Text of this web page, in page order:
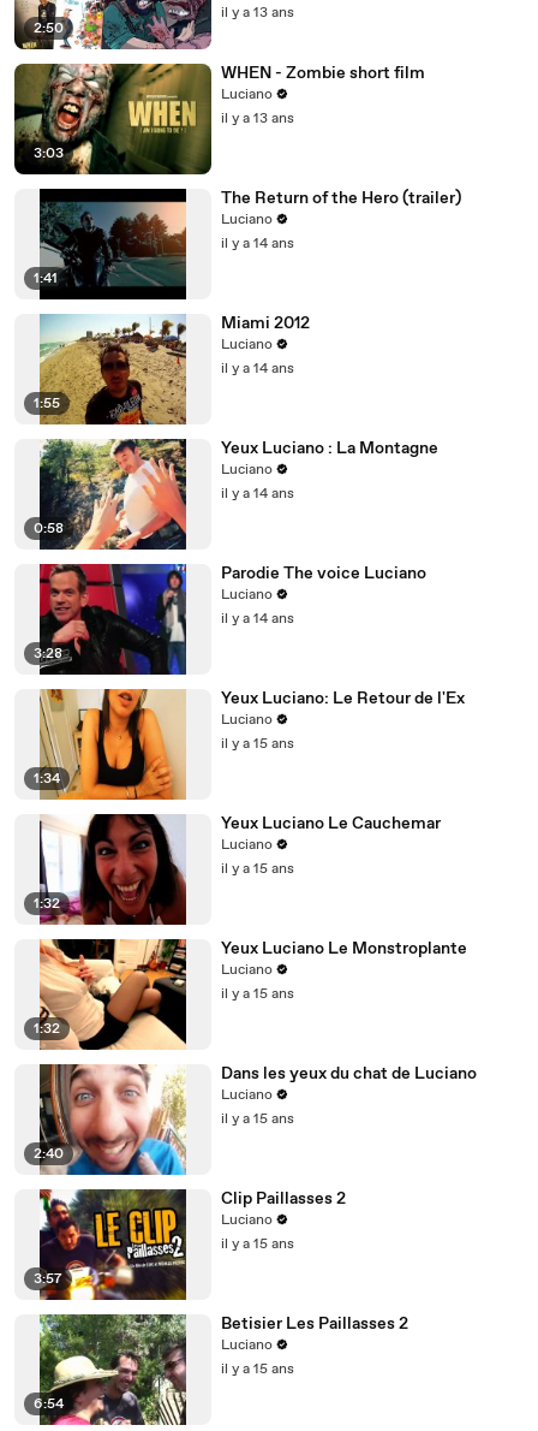
2:50
il y a 13 ans
3:03
WHEN - Zombie short film
Luciano
il y a 13 ans
1:41
The Return of the Hero (trailer)
Luciano
il y a 14 ans
1:55
Miami 2012
Luciano
il y a 14 ans
0:58
Yeux Luciano : La Montagne
Luciano
il y a 14 ans
3:28
Parodie The voice Luciano
Luciano
il y a 14 ans
1:34
Yeux Luciano: Le Retour de l'Ex
Luciano
il y a 15 ans
1:32
Yeux Luciano Le Cauchemar
Luciano
il y a 15 ans
1:32
Yeux Luciano Le Monstroplante
Luciano
il y a 15 ans
2:40
Dans les yeux du chat de Luciano
Luciano
il y a 15 ans
3:57
Clip Paillasses 2
Luciano
il y a 15 ans
6:54
Betisier Les Paillasses 2
Luciano
il y a 15 ans